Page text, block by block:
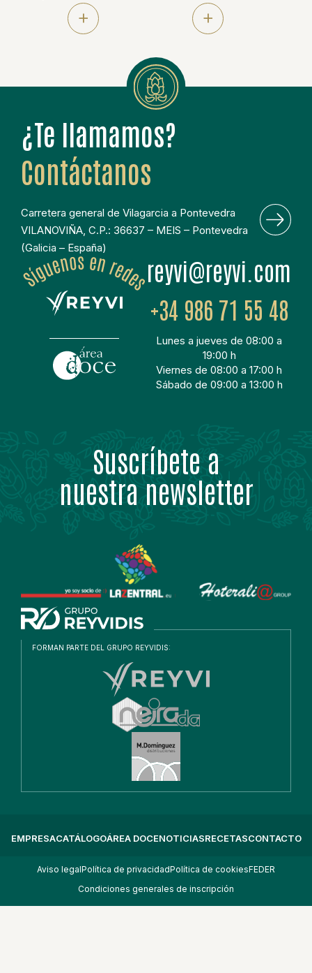
+ +
¿Te llamamos?
Contáctanos
Carretera general de Vilagarcia a Pontevedra
VILANOVIÑA, C.P.: 36637 – MEIS – Pontevedra
(Galicia – España)
moc.ivyer@ivyer
+34 986 71 55 48
Lunes a jueves de 08:00 a
19:00 h
Viernes de 08:00 a 17:00 h
Sábado de 09:00 a 13:00 h
Suscríbete a
nuestra newsletter
FORMAN PARTE DEL GRUPO REYVIDIS:
EMPRESACATÁLOGOÁREA DOCENOTICIASRECETASCONTACTO
Aviso legalPolítica de privacidadPolítica de cookiesFEDER
Condiciones generales de inscripción